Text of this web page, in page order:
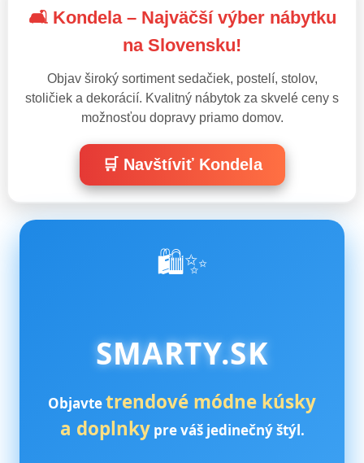
🛋️ Kondela – Najväčší výber nábytku
na Slovensku!
Objav široký sortiment sedačiek, postelí, stolov,
stoličiek a dekorácií. Kvalitný nábytok za skvelé ceny s
možnosťou dopravy priamo domov.
🛒 Navštíviť Kondela
🛍️✨
SMARTY.SK
Objavtetrendové módne kúsky
a doplnkypre váš jedinečný štýl.